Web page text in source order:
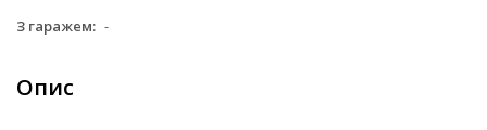
З гаражем: -
Опис